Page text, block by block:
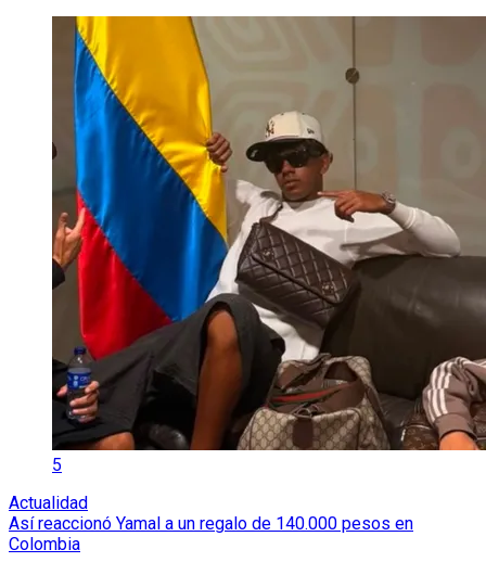
5
Actualidad
Así reaccionó Yamal a un regalo de 140.000 pesos en
Colombia